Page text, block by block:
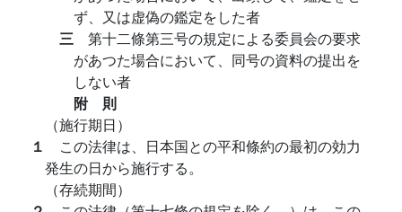
ず、又は虚偽の鑑定をした者
三 第十二條第三号の規定による委員会の要求
があつた場合において、同号の資料の提出を
しない者
附 則
（施行期日）
１ この法律は、日本国との平和條約の最初の効力
発生の日から施行する。
（存続期間）